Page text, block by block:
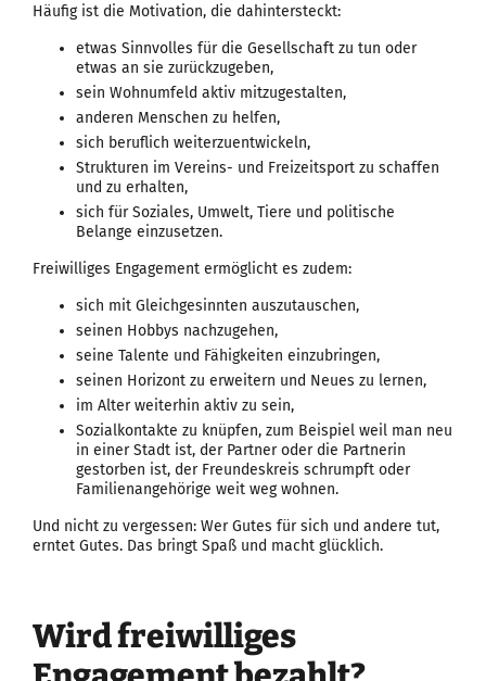
Häufig ist die Motivation, die dahintersteckt:
etwas Sinnvolles für die Gesellschaft zu tun oder
etwas an sie zurückzugeben,
sein Wohnumfeld aktiv mitzugestalten,
anderen Menschen zu helfen,
sich beruflich weiterzuentwickeln,
Strukturen im Vereins- und Freizeitsport zu schaffen
und zu erhalten,
sich für Soziales, Umwelt, Tiere und politische
Belange einzusetzen.
Freiwilliges Engagement ermöglicht es zudem:
sich mit Gleichgesinnten auszutauschen,
seinen Hobbys nachzugehen,
seine Talente und Fähigkeiten einzubringen,
seinen Horizont zu erweitern und Neues zu lernen,
im Alter weiterhin aktiv zu sein,
Sozialkontakte zu knüpfen, zum Beispiel weil man neu
in einer Stadt ist, der Partner oder die Partnerin
gestorben ist, der Freundeskreis schrumpft oder
Familienangehörige weit weg wohnen.
Und nicht zu vergessen: Wer Gutes für sich und andere tut,
erntet Gutes. Das bringt Spaß und macht glücklich.
Wird freiwilliges